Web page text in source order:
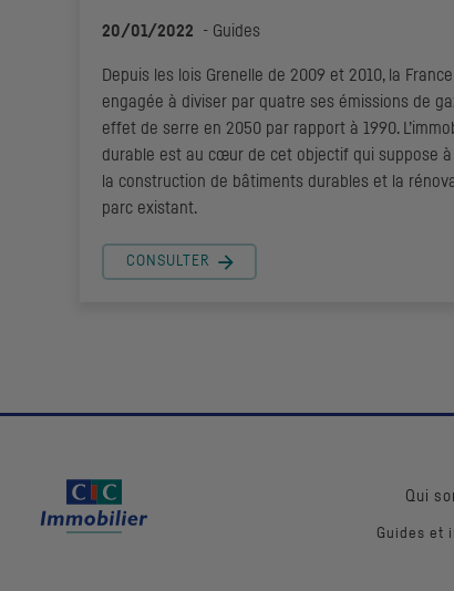
20/01/2022 - Guides
Depuis les lois Grenelle de 2009 et 2010, la France
engagée à diviser par quatre ses émissions de
effet de serre en 2050 par rapport à 1990.
durable est au cœur de cet objectif qui suppose
la construction de bâtiments durables et la
parc existant.
CONSULTER
Qui
Guides et